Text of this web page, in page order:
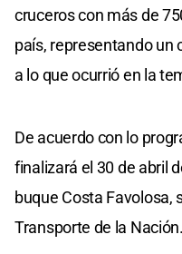
cruceros con más de
país, representando un
a lo que ocurrió en la
De acuerdo con lo
finalizará el 30 de abril
buque Costa Favolosa,
Transporte de la Nación.